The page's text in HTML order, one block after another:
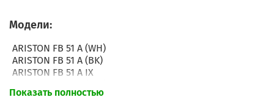
Модели:
ARISTON FB 51 A (WH)
ARISTON FB 51 A (BK)
ARISTON FB 51 A IX
ARISTON FB 21 A (BK)
Показать полностью